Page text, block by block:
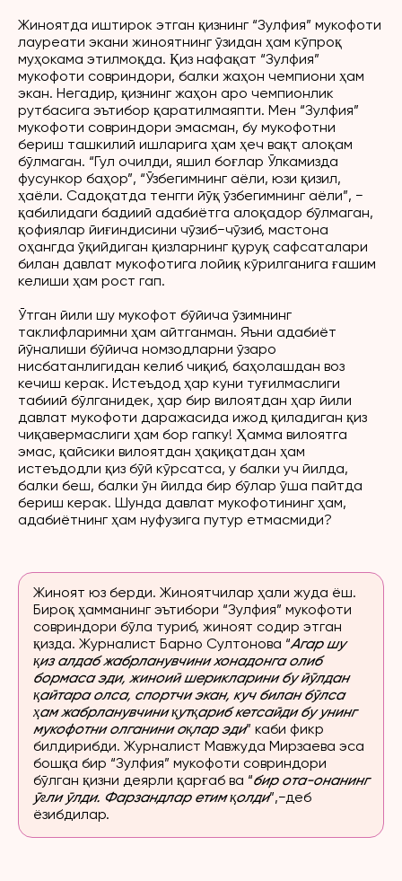
Жиноятда иштирок этган қизнинг “Зулфия” мукофоти
лауреати экани жиноятнинг ўзидан ҳам кўпроқ
муҳокама этилмоқда. Қиз нафақат “Зулфия”
мукофоти совриндори, балки жаҳон чемпиони ҳам
экан. Негадир, қизнинг жаҳон аро чемпионлик
рутбасига эътибор қаратилмаяпти. Мен “Зулфия”
мукофоти совриндори эмасман, бу мукофотни
бериш ташкилий ишларига ҳам ҳеч вақт алоқам
бўлмаган. “Гул очилди, яшил боғлар Ўлкамизда
фусункор баҳор”, “Ўзбегимнинг аёли, юзи қизил,
ҳаёли. Садоқатда тенгги йўқ ўзбегимнинг аёли”, −
қабилидаги бадиий адабиётга алоқадор бўлмаган,
қофиялар йиғиндисини чўзиб−чўзиб, мастона
оҳангда ўқийдиган қизларнинг қуруқ сафсаталари
билан давлат мукофотига лойиқ кўрилганига ғашим
келиши ҳам рост гап.
Ўтган йили шу мукофот бўйича ўзимнинг
таклифларимни ҳам айтганман. Яъни адабиёт
йўналиши бўйича номзодларни ўзаро
нисбатанлигидан келиб чиқиб, баҳолашдан воз
кечиш керак. Истеъдод ҳар куни туғилмаслиги
табиий бўлганидек, ҳар бир вилоятдан ҳар йили
давлат мукофоти даражасида ижод қиладиган қиз
чиқавермаслиги ҳам бор гапку! Ҳамма вилоятга
эмас, қайсики вилоятдан ҳақиқатдан ҳам
истеъдодли қиз бўй кўрсатса, у балки уч йилда,
балки беш, балки ўн йилда бир бўлар ўша пайтда
бериш керак. Шунда давлат мукофотининг ҳам,
адабиётнинг ҳам нуфузига путур етмасмиди?
Жиноят юз берди. Жиноятчилар ҳали жуда ёш.
Бироқ ҳамманинг эътибори “Зулфия” мукофоти
совриндори бўла туриб, жиноят содир этган
қизда. Журналист Барно Султонова “Агар шу
қиз алдаб жабрланувчини хонадонга олиб
бормаса эди, жиноий шерикларини бу йўлдан
қайтара олса, спортчи экан, куч билан бўлса
ҳам жабрланувчини қутқариб кетсайди бу унинг
мукофотни олганини оқлар эди” каби фикр
билдирибди. Журналист Мавжуда Мирзаева эса
бошқа бир “Зулфия” мукофоти совриндори
бўлган қизни деярли қарғаб ва “бир ота-онанинг
ўғли ўлди. Фарзандлар етим қолди”,−деб
ёзибдилар.